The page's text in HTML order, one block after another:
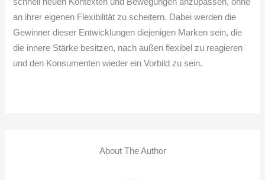
an ihrer eigenen Flexibilität zu scheitern. Dabei werden die
Gewinner dieser Entwicklungen diejenigen Marken sein, die
die innere Stärke besitzen, nach außen flexibel zu reagieren
und den Konsumenten wieder ein Vorbild zu sein.
About The Author